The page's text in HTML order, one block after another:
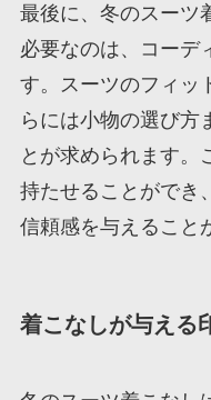
最後に、冬のスーツ
必要なのは、コーデ
す。スーツのフィッ
らには小物の選び方
とが求められます。
持たせることができ
信頼感を与えること
着こなしが与える